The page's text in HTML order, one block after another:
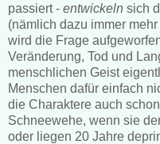
passiert - entwickeln sich
(nämlich dazu immer
wird die Frage
Veränderung, Tod und
menschlichen Geist
Menschen dafür einfach
die Charaktere auch
Schneewehe, wenn sie
oder liegen 20 Jahre